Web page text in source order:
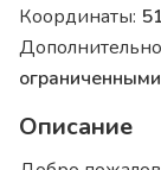
Координаты:
Описание